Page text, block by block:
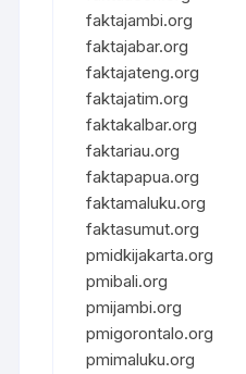
faktajambi.org
faktajabar.org
faktajateng.org
faktajatim.org
faktakalbar.org
faktariau.org
faktapapua.org
faktamaluku.org
faktasumut.org
pmidkijakarta.org
pmibali.org
pmijambi.org
pmigorontalo.org
pmimaluku.org